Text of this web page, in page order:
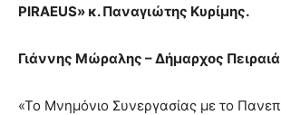
PIRAEUS» κ. Παναγιώτης Κυρίμης.
Γιάννης Μώραλης – Δήμαρχος Πειραιά
«Το Μνημόνιο Συνεργασίας με το